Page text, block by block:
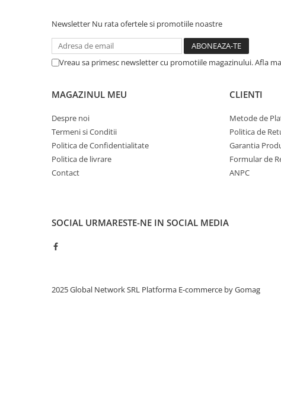
Newsletter Nu rata ofertele si promotiile noastre
Vreau sa primesc newsletter cu promotiile magazinului. Afla
MAGAZINUL MEU
Despre noi
Termeni si Conditii
Politica de Confidentialitate
Politica de livrare
Contact
CLIENTI
Metode de
Politica de
Garantia
Formular de
ANPC
SOCIAL URMARESTE-NE IN SOCIAL MEDIA
2025 Global Network SRL Platforma E-commerce by Gomag